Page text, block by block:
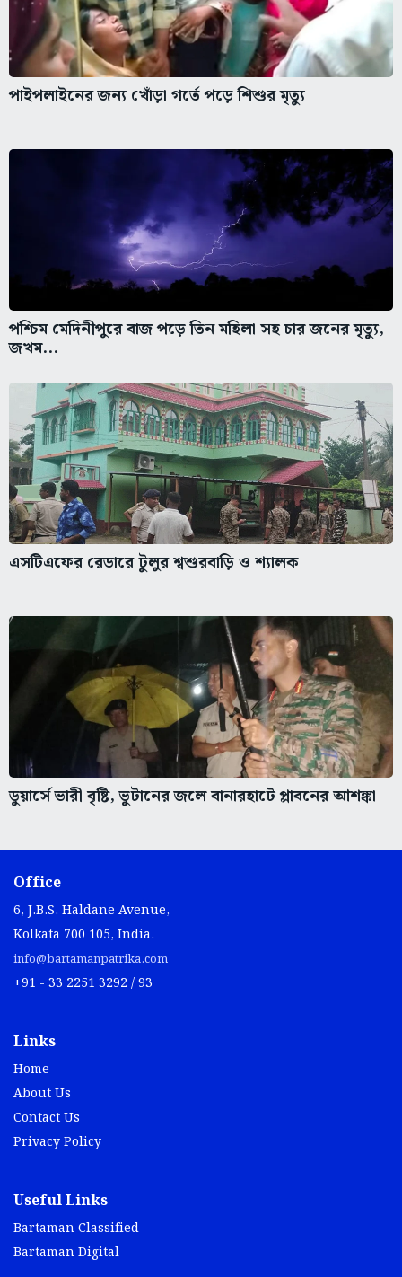
পাইপলাইনের জন্য খোঁড়া গর্তে পড়ে শিশুর মৃত্যু
পশ্চিম মেদিনীপুরে বাজ পড়ে তিন মহিলা সহ চার জনের মৃত্যু,
জখম...
এসটিএফের রেডারে টুলুর শ্বশুরবাড়ি ও শ্যালক
ডুয়ার্সে ভারী বৃষ্টি, ভুটানের জলে বানারহাটে প্লাবনের আশঙ্কা
Office
6, J.B.S. Haldane Avenue,
Kolkata 700 105, India.
info@bartamanpatrika.com
+91 - 33 2251 3292 / 93
Links
Home
About Us
Contact Us
Privacy Policy
Useful Links
Bartaman Classified
Bartaman Digital